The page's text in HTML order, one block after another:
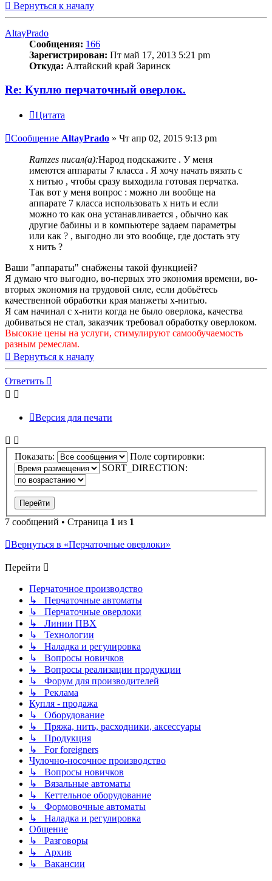
Вернуться к началу
AltayPrado
Сообщения: 166
Зарегистрирован: Пт май 17, 2013 5:21 pm
Откуда: Алтайский край Заринск
Re: Куплю перчаточный оверлок.
Цитата
Сообщение AltayPrado » Чт апр 02, 2015 9:13 pm
Ramzes писал(а):Народ подскажите . У меня
имеются аппараты 7 класса . Я хочу начать вязать с
х нитью , чтобы сразу выходила готовая перчатка.
Так вот у меня вопрос : можно ли вообще на
аппарате 7 класса использовать х нить и если
можно то как она устанавливается , обычно как
другие бабины и в компьютере задаем параметры
или как ? , выгодно ли это вообще, где достать эту
х нить ?
Ваши "аппараты" снабжены такой функцией?
Я думаю что выгодно, во-первых это экономия времени, во-
вторых экономия на трудовой силе, если добьётесь
качественной обработки края манжеты х-нитью.
Я сам начинал с х-нити когда не было оверлока, качества
добиваться не стал, заказчик требовал обработку оверлоком.
Высокие цены на услуги, стимулируют самообучаемость
разным ремеслам.
Вернуться к началу
Ответить
Версия для печати
Показать:
Поле сортировки:
SORT_DIRECTION:
7 сообщений • Страница 1 из 1
Вернуться в «Перчаточные оверлоки»
Перейти
Перчаточное производство
↳ Перчаточные автоматы
↳ Перчаточные оверлоки
↳ Линии ПВХ
↳ Технологии
↳ Наладка и регулировка
↳ Вопросы новичков
↳ Вопросы реализации продукции
↳ Форум для производителей
↳ Реклама
Купля - продажа
↳ Оборудование
↳ Пряжа, нить, расходники, аксессуары
↳ Продукция
↳ For foreigners
Чулочно-носочное производство
↳ Вопросы новичков
↳ Вязальные автоматы
↳ Кеттельное оборудование
↳ Формовочные автоматы
↳ Наладка и регулировка
Общение
↳ Разговоры
↳ Архив
↳ Вакансии